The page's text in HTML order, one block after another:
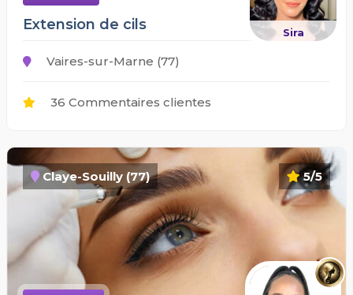
Sira
Extension de cils
Vaires-sur-Marne (77)
36 Commentaires clientes
5/5
Claye-Souilly (77)